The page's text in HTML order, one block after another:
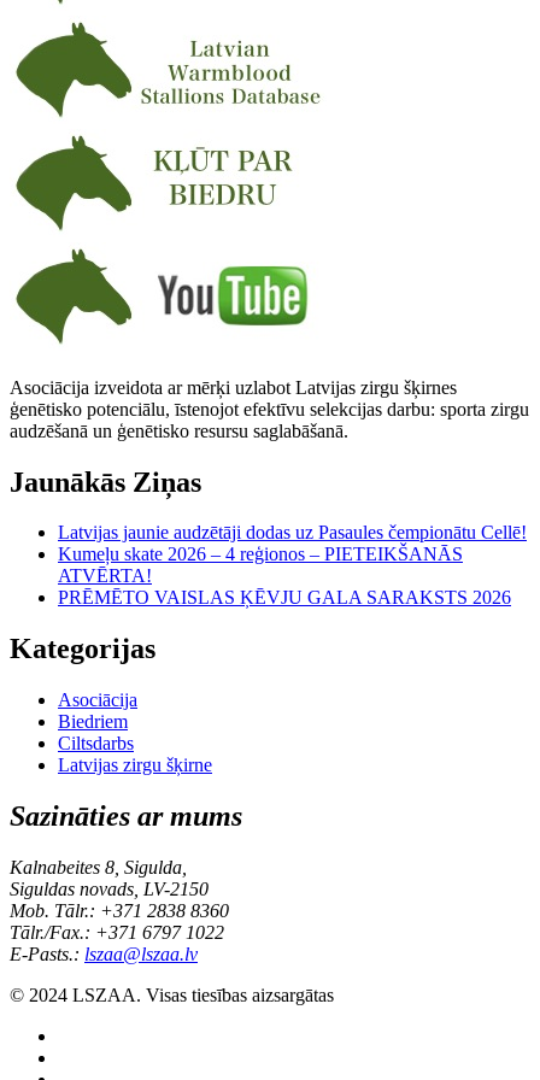
Asociācija izveidota ar mērķi uzlabot Latvijas zirgu šķirnes
ģenētisko potenciālu, īstenojot efektīvu selekcijas darbu: sporta zirgu
audzēšanā un ģenētisko resursu saglabāšanā.
Jaunākās Ziņas
Latvijas jaunie audzētāji dodas uz Pasaules čempionātu Cellē!
Kumeļu skate 2026 – 4 reģionos – PIETEIKŠANĀS
ATVĒRTA!
PRĒMĒTO VAISLAS ĶĒVJU GALA SARAKSTS 2026
Kategorijas
Asociācija
Biedriem
Ciltsdarbs
Latvijas zirgu šķirne
Sazināties ar mums
Kalnabeites 8, Sigulda,
Siguldas novads, LV-2150
Mob. Tālr.: +371 2838 8360
Tālr./Fax.: +371 6797 1022
E-Pasts.: lszaa@lszaa.lv
© 2024 LSZAA. Visas tiesības aizsargātas